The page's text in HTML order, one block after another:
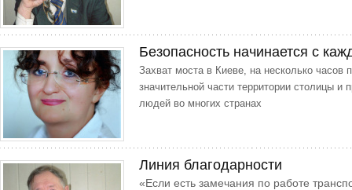
Безопасность начинается с
Захват моста в Киеве, на несколько
значительной части территории столицы и
людей во многих странах
Линия благодарности
«Если есть замечания по работе